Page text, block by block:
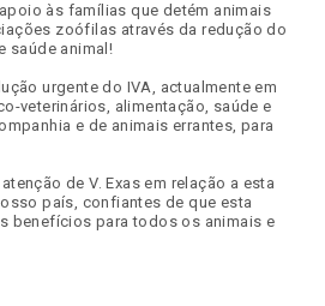
às famílias que detém animais
zoófilas através da redução do
saúde animal!
urgente do IVA, actualmente em
veterinários, alimentação, saúde e
e de animais errantes, para
de V. Exas em relação a esta
país, confiantes de que esta
benefícios para todos os animais e